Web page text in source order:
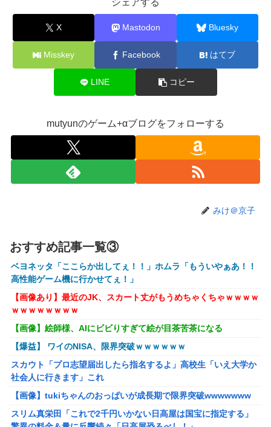
【画像】tuki.(17)ちゃん、あたシコ投稿で色白ボディを見せ
つける
【悲報】 台風15号さん、意味わからんルートで日本上陸へ
【画像】YouTuber「コンビニのコーヒーの買い方教えま
【驚愕】ワイ、初めて丸亀製麺を食った結果ｗｗｗｗｗｗｗ
【動画】まんさん同士の事故、地獄
【朗報】無職転生、正ヒロインが変わり果てた姿でフィギュ
ア化wwwwwwwwwwww
【深刻】スマホのエロ広告、やりすぎてこうなる →
が悪いんじゃないかという世論になってしまう
し娘に色々開示されてしまう
【悲報】38歳男性、交際相手と海岸を散歩中に波にさらわれ
死亡
【転生賢者の異世界ライフ】 第8話 感想 討伐じゃなくて生
態系破壊（定期【第二の職業を得て、世界最強になりまし
た】
ダウンード版買うやつの特徴「50％OFFが購入最低ライ
ン」
【艦これ】今日の日に青い空を見上げ 他
【艦これ】ママッチャーウサギ 他
『マリオカートワールド』はどうすればよかったのか…
シェアする
X Mastodon Bluesky
Misskey Facebook はてブ
LINE コピー
mutyunのゲーム+αブログをフォローする
みけ＠京子
おすすめ記事一覧③
ベヨネッタ「ここらか出してぇ！！」ホムラ「もういやぁあ！！
高性能ゲーム機に行かせてぇ！」
【画像あり】最近のJK、スカート丈がもうめちゃくちゃｗｗｗｗ
ｗｗｗｗｗｗｗｗ
【画像】絵師様、AIにビビりすぎて絵が目茶苦茶になる
【爆益】 ワイのNISA、限界突破ｗｗｗｗｗｗ
スカウト「プロ志望届出したら指名するよ」高校生「いえ大学か
社会人に行きます」これ
【画像】tukiちゃんのおっぱいが成長期で限界突破wwwwwww
スリム真栄田「これで2千円いかない日高屋は国宝に指定する」